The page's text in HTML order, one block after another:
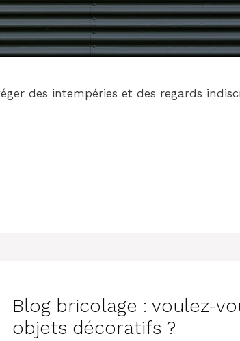
des intempéries et des regards
Blog bricolage : voulez-
objets décoratifs ?